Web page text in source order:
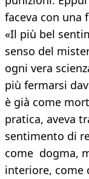
faceva con una
«Il più bel
senso del
ogni vera
più fermarsi
è già come
pratica, aveva
sentimento di
come dogma,
interiore, come